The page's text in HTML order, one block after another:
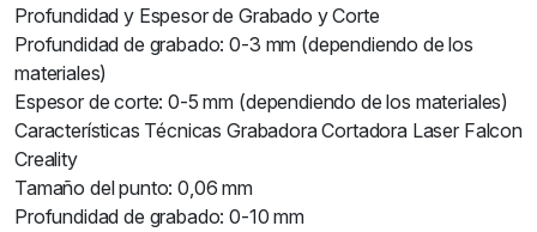
Profundidad y Espesor de Grabado y Corte
Profundidad de grabado: 0-3 mm (dependiendo de los
materiales)
Espesor de corte: 0-5 mm (dependiendo de los materiales)
Características Técnicas Grabadora Cortadora Laser Falcon
Creality
Tamaño del punto: 0,06 mm
Profundidad de grabado: 0-10 mm